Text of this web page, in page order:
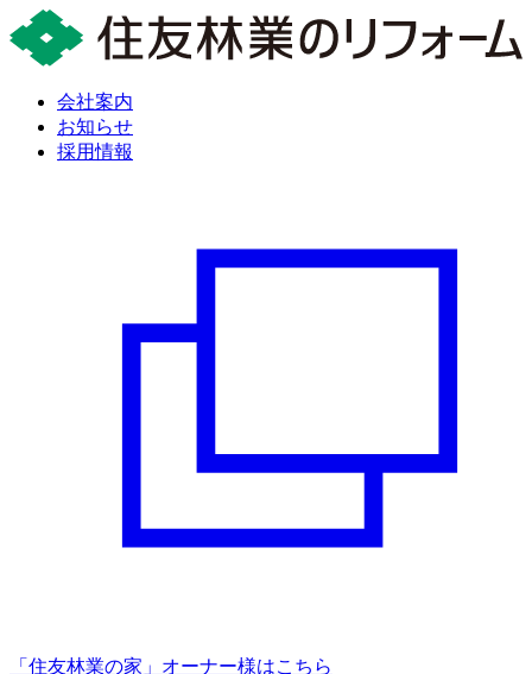
会社案内
お知らせ
採用情報
「住友林業の家」オーナー様はこちら